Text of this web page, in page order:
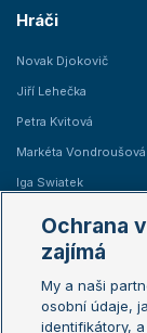
Hráči
Novak Djokovič
Jiří Lehečka
Petra Kvitová
Markéta Vondroušová
Iga Swiatek
Žebříčky
Žebříček ATP (muži)
Žebříček WTA (ženy)
Ochrana
zajímá
My a naši
osobní údaje,
identifikátory,